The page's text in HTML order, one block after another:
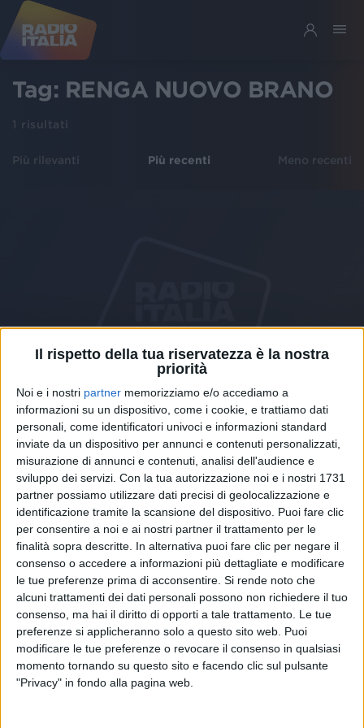
Il rispetto della tua riservatezza è la nostra
priorità
Noi e i nostri partner memorizziamo e/o accediamo a
informazioni su un dispositivo, come i cookie, e trattiamo dati
personali, come identificatori univoci e informazioni standard
inviate da un dispositivo per annunci e contenuti personalizzati,
misurazione di annunci e contenuti, analisi dell'audience e
sviluppo dei servizi. Con la tua autorizzazione noi e i nostri 1731
partner possiamo utilizzare dati precisi di geolocalizzazione e
identificazione tramite la scansione del dispositivo. Puoi fare clic
per consentire a noi e ai nostri partner il trattamento per le
finalità sopra descritte. In alternativa puoi fare clic per negare il
consenso o accedere a informazioni più dettagliate e modificare
le tue preferenze prima di acconsentire. Si rende noto che
alcuni trattamenti dei dati personali possono non richiedere il tuo
consenso, ma hai il diritto di opporti a tale trattamento. Le tue
preferenze si applicheranno solo a questo sito web. Puoi
modificare le tue preferenze o revocare il consenso in qualsiasi
momento tornando su questo sito e facendo clic sul pulsante
"Privacy" in fondo alla pagina web.
Tag: RENGA NUOVO BRANO
1 risultati
Più rilevanti Più recenti Meno recenti
NEWS 22 mag 2020
Francesco Renga: un inno alla vita nel
brano “Insieme: grandi amori”
Nek su Instagram all'amico: “In bocca al lupo fra”
Chi siamo Contattaci
Privacy